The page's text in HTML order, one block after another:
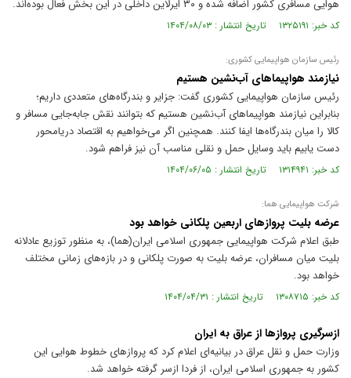
هوایی مسافری کشور اضافه شده و ۳۰ ایرلاین داخلی در این بخش فعال بوده‌اند.
کد خبر: ۱۳۲۵۱۹۱ تاریخ انتشار : ۱۴۰۴/۰۸/۰۳
رئیس سازمان هواپیمایی کشوری:
نیازمند هواپیماهای آب‌نشین هستیم
رئیس سازمان هواپیمایی کشوری گفت: جزایر و بندرگاه‌های متعددی داریم؛
بنابراین نیازمند هواپیماهای آب‌نشین هستیم که بتوانند نقش جابه‌جایی مسافر و
کالا را میان بندرگاه‌ها ایفا کنند. همچنین اگر می‌خواهیم به اقتصاد دریامحور
دست یابیم باید وسایل حمل و نقلی مناسب آن نیز فراهم شود.
کد خبر: ۱۳۱۴۹۴۱ تاریخ انتشار : ۱۴۰۴/۰۶/۰۵
شرکت هواپیمایی هما:
عرضه بلیت پروازهای اربعین پلکانی خواهد بود
طبق اعلام شرکت هواپیمایی جمهوری اسلامی ایران(هما)، به منظور توزیع عادلانه
بلیت میان مسافران، عرضه بلیت به صورت پلکانی و در بازه‌های زمانی مختلف
خواهد بود.
کد خبر: ۱۳۰۸۷۱۵ تاریخ انتشار : ۱۴۰۴/۰۴/۳۱
ازسرگیری پرواز‌ها از عراق به ایران
وزارت حمل و نقل عراق در بیانیه‌ای اعلام کرد که پرواز‌های خطوط هوایی این
کشور به جمهوری اسلامی ایران، از فردا ازسر گرفته خواهد شد.